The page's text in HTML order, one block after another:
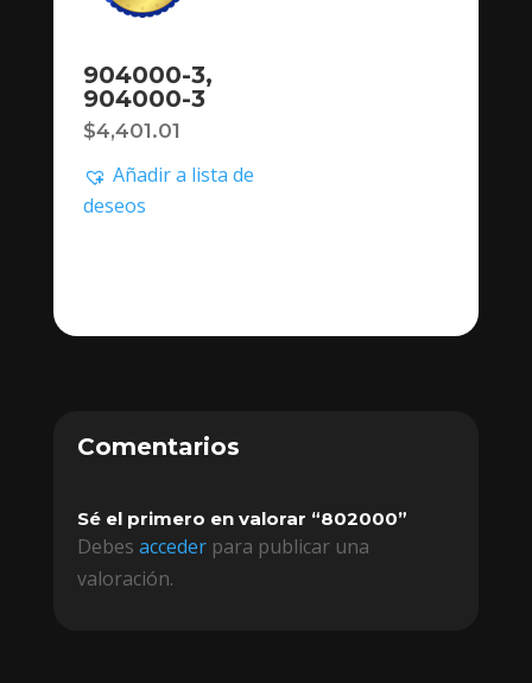
904000-3,
904000-3
$4,401.01
Añadir a lista de
deseos
Comentarios
Sé el primero en valorar “802000”
Debes accederpara publicar una
valoración.